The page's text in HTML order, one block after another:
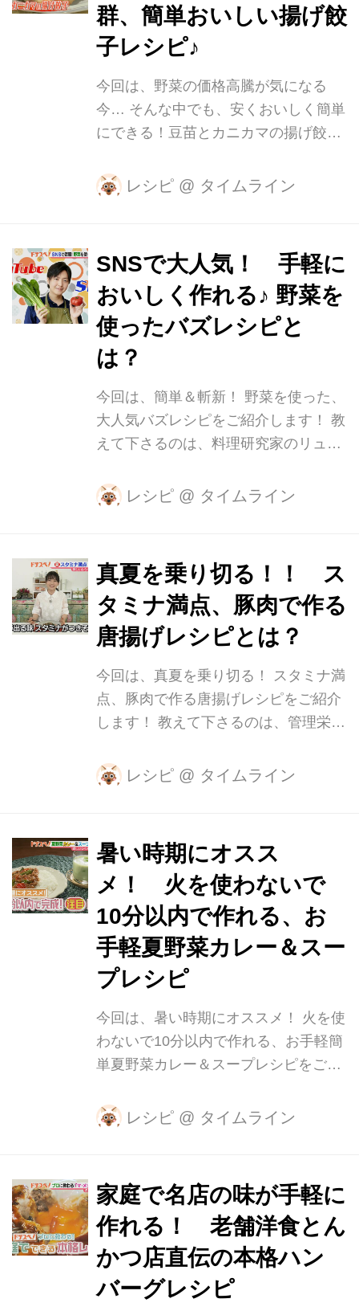
群、簡単おいしい揚げ餃
子レシピ♪
今回は、野菜の価格高騰が気になる
今… そんな中でも、安くおいしく簡単
にできる！豆苗とカニカマの揚げ餃子
のは、フードクリエイターの、おかち
ピやエッセイを出版したりなど、幅広
く活動されています。 材料はこちら。
【材料】 ・餃子の皮…12枚 ・豆苗…
1/2袋 ・カニカマ…5本 ・マヨネー
ズ…大さじ1 まず、豆苗は根元を落と
し、1cm幅にカットします。 カニカマ
は、5mm幅にカットします。 そこに
マヨネーズを混ぜ、餃子のタネを作っ
ていきます。 マヨネーズで味付けする
レシピ @ タイムライン
SNSで大人気！ 手軽に
おいしく作れる♪ 野菜を
使ったバズレシピと
は？
今回は、簡単＆斬新！ 野菜を使った、
大人気バズレシピをご紹介します！ 教
えて下さるのは、料理研究家のリュウ
役で、Youtubeチャンネルで様々なレ
で拡散され話題となったレシピのこ
と。 数々のバズレシピを生み出したリ
ュウジさんのレシピの中から、今回は
代表作の「大根の唐揚げ」に南雲アナ
が挑戦します！ 材料はこちら。 【材
料】 ・大根…1/2本 ・水…1000㏄ ・
白だし…80cc ・片栗粉…適量 ・サラ
ダ油…適量 まず、皮をむいた大根を一
などを入れ...
レシピ @ タイムライン
真夏を乗り切る！！ ス
タミナ満点、豚肉で作る
唐揚げレシピとは？
今回は、真夏を乗り切る！ スタミナ満
点、豚肉で作る唐揚げレシピをご紹介
します！ 教えて下さるのは、管理栄養
サポートのほか、保育園に給食の献立
素「ビタミンB1」がたくさん含まれて
います。 ビタミンB1が足りなくなる
と、うまくエネルギーが作られなくな
り、だるさの原因になってしまうんで
す…。 そんな豚肉で作る、唐揚げの作
り方とは…？ まず、ポリ袋に豚肉を入
れます。 そして、にんにくをすりおろ
く揉んで10分程置いておきます。 にん
にくには「アリシン」という栄...
レシピ @ タイムライン
暑い時期にオスス
メ！ 火を使わないで
10分以内で作れる、お
手軽夏野菜カレー＆スー
プレシピ
今回は、暑い時期にオススメ！ 火を使
わないで10分以内で作れる、お手軽簡
単夏野菜カレー＆スープレシピをご紹
クリエイターの、おかち まいさん。
イを出版したりなど、幅広く活動され
ています。 ご紹介するレシピは、これ
からの時期にオススメのキーマカレー
と冷製スープ。 暑いキッチンでカレー
を作るのは大変なイメージですが、な
んと電子レンジで簡単に作ることがで
レシピ @ タイムライン
家庭で名店の味が手軽に
作れる！ 老舗洋食とん
かつ店直伝の本格ハン
バーグレシピ